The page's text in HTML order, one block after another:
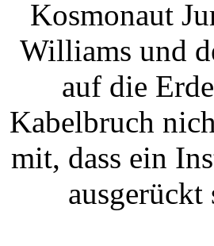
Kosmonaut
Williams und
auf die
Kabelbruch
mit, dass ein
ausgerückt